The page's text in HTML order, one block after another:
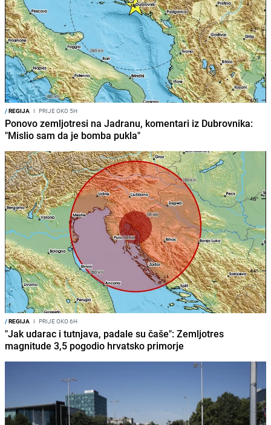
/REGIJA I PRIJE OKO 5H
Ponovo zemljotresi na Jadranu, komentari iz Dubrovnika:
"Mislio sam da je bomba pukla"
/REGIJA I PRIJE OKO 6H
"Jak udarac i tutnjava, padale su čaše": Zemljotres
magnitude 3,5 pogodio hrvatsko primorje